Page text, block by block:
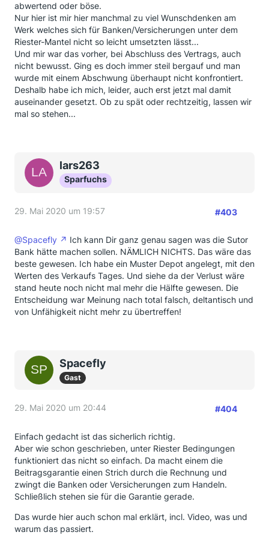
abwertend oder böse.
Nur hier ist mir hier manchmal zu viel Wunschdenken am
Werk welches sich für Banken/Versicherungen unter dem
Riester-Mantel nicht so leicht umsetzten lässt...
Und mir war das vorher, bei Abschluss des Vertrags, auch
nicht bewusst. Ging es doch immer steil bergauf und man
wurde mit einem Abschwung überhaupt nicht konfrontiert.
Deshalb habe ich mich, leider, auch erst jetzt mal damit
auseinander gesetzt. Ob zu spät oder rechtzeitig, lassen wir
mal so stehen...
lars263
Sparfuchs
29. Mai 2020 um 19:57 #403
@Spacefly
Ich kann Dir ganz genau sagen was die Sutor
Bank hätte machen sollen. NÄMLICH NICHTS. Das wäre das
beste gewesen. Ich habe ein Muster Depot angelegt, mit den
Werten des Verkaufs Tages. Und siehe da der Verlust wäre
stand heute noch nicht mal mehr die Hälfte gewesen. Die
Entscheidung war Meinung nach total falsch, deltantisch und
von Unfähigkeit nicht mehr zu übertreffen!
Spacefly
Gast
29. Mai 2020 um 20:44 #404
Einfach gedacht ist das sicherlich richtig.
Aber wie schon geschrieben, unter Riester Bedingungen
funktioniert das nicht so einfach. Da macht einem die
Beitragsgarantie einen Strich durch die Rechnung und
zwingt die Banken oder Versicherungen zum Handeln.
Schließlich stehen sie für die Garantie gerade.
Das wurde hier auch schon mal erklärt, incl. Video, was und
warum das passiert.